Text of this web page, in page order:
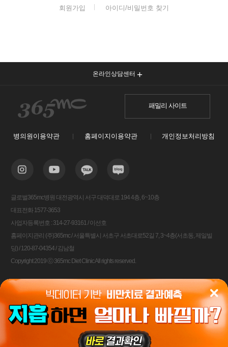
회원가입 아이디/비밀번호 찾기
온라인상담센터
패밀리 사이트
병의원이용약관 홈페이지이용약관 개인정보처리방침
글로벌365mc병원 대전광역시 서구 대덕대로 194 4층, 6~10층
대표전화 1577-3653
사업자등록번호 : 314-27-93161 / 이선호
홈페이지관리 (주)365mc / 서울특별시 서초구 서초대로52길 7, 3~4층(서초동, 제일빌
딩) / 120-87-04354 / 김남철
Copyright 2019 ⓒ 365mc Diet Clinic All rights reserved.